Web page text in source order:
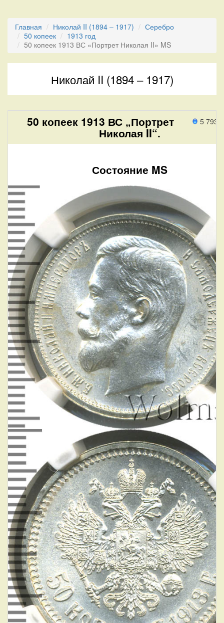
Главная Николай II (1894 – 1917)
Серебро
50 копеек
1913 год
50 копеек 1913 ВС «Портрет Николая II» MS
Николай II (1894 – 1917)
5 793
50 копеек 1913 ВС „Портрет
Николая II“.
Состояние MS